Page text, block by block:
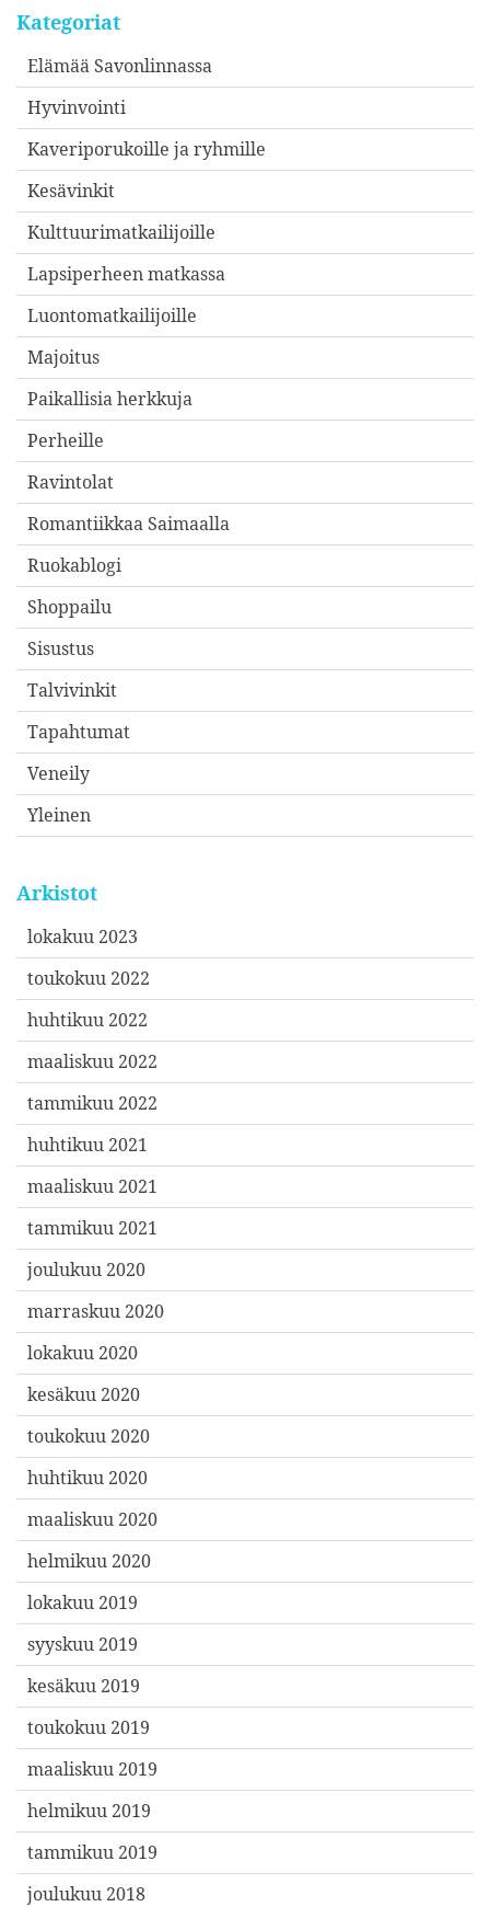
Kategoriat
Elämää Savonlinnassa
Hyvinvointi
Kaveriporukoille ja ryhmille
Kesävinkit
Kulttuurimatkailijoille
Lapsiperheen matkassa
Luontomatkailijoille
Majoitus
Paikallisia herkkuja
Perheille
Ravintolat
Romantiikkaa Saimaalla
Ruokablogi
Shoppailu
Sisustus
Talvivinkit
Tapahtumat
Veneily
Yleinen
Arkistot
lokakuu 2023
toukokuu 2022
huhtikuu 2022
maaliskuu 2022
tammikuu 2022
huhtikuu 2021
maaliskuu 2021
tammikuu 2021
joulukuu 2020
marraskuu 2020
lokakuu 2020
kesäkuu 2020
toukokuu 2020
huhtikuu 2020
maaliskuu 2020
helmikuu 2020
lokakuu 2019
syyskuu 2019
kesäkuu 2019
toukokuu 2019
maaliskuu 2019
helmikuu 2019
tammikuu 2019
joulukuu 2018